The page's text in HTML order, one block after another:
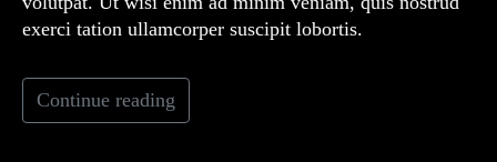
exerci tation ullamcorper suscipit lobortis.
Continue reading